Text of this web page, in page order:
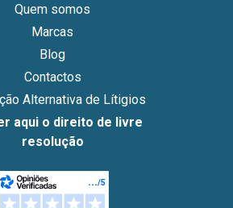
Quem somos
Marcas
Blog
Contactos
Alternativa de Lítigios
aqui o direito de livre
resolução